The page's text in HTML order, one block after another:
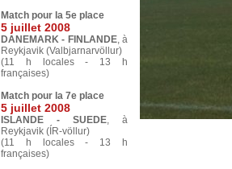
Match pour la 5e place
5 juillet 2008
DANEMARK - FINLANDE, à
Reykjavik (Valbjarnarvöllur)
(11 h locales - 13 h
françaises)
Match pour la 7e place
5 juillet 2008
ISLANDE - SUEDE, à
Reykjavik (ÍR-völlur)
(11 h locales - 13 h
françaises)